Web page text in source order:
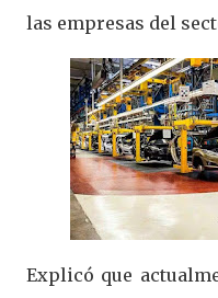
las empresas del
Explicó que